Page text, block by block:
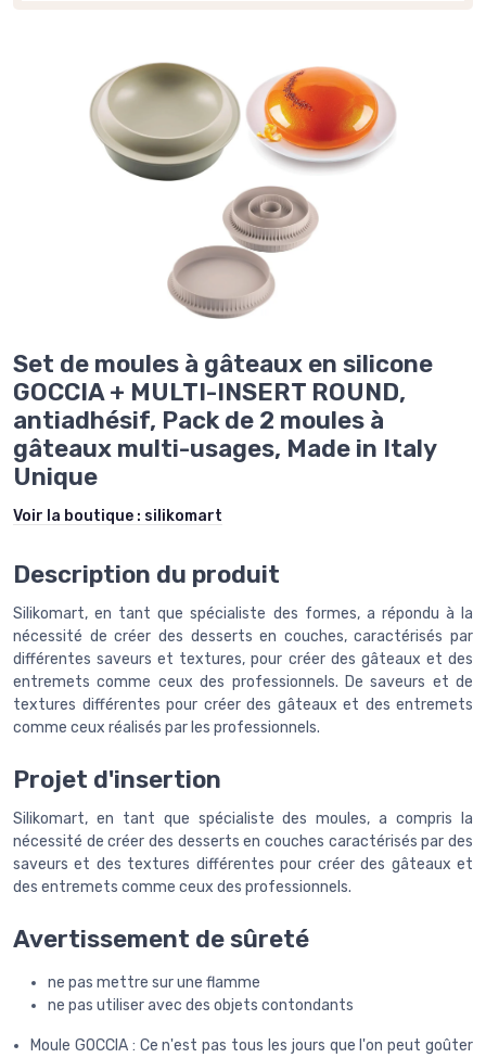
Set de moules à gâteaux en silicone
GOCCIA + MULTI-INSERT ROUND,
antiadhésif, Pack de 2 moules à
gâteaux multi-usages, Made in Italy
Unique
Voir la boutique : silikomart
Description du produit
Silikomart, en tant que spécialiste des formes, a répondu à la
nécessité de créer des desserts en couches, caractérisés par
différentes saveurs et textures, pour créer des gâteaux et des
entremets comme ceux des professionnels. De saveurs et de
textures différentes pour créer des gâteaux et des entremets
comme ceux réalisés par les professionnels.
Projet d'insertion
Silikomart, en tant que spécialiste des moules, a compris la
nécessité de créer des desserts en couches caractérisés par des
saveurs et des textures différentes pour créer des gâteaux et
des entremets comme ceux des professionnels.
Avertissement de sûreté
ne pas mettre sur une flamme
ne pas utiliser avec des objets contondants
Moule GOCCIA : Ce n'est pas tous les jours que l'on peut goûter